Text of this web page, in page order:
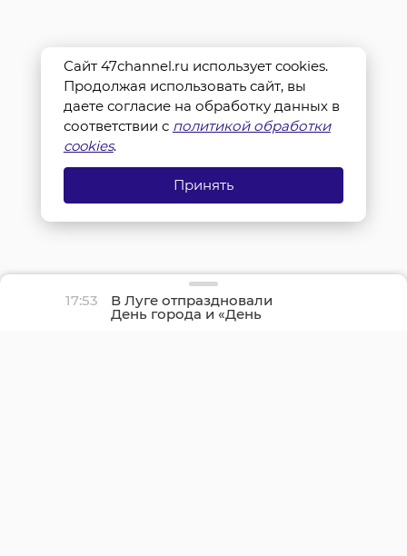
17:53 В Луге отпраздновали
День города и «День
детства»
Сайт 47channel.ru использует cookies.
Продолжая использовать сайт, вы
даете согласие на обработку данных в
соответствии с политикой обработки
cookies.
Принять